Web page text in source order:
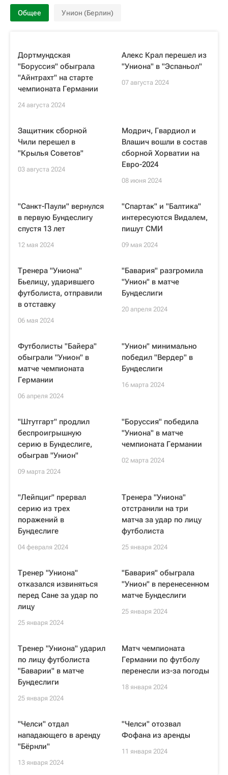
Общее Унион (Берлин)
Дортмундская
"Боруссия" обыграла
"Айнтрахт" на старте
чемпионата Германии
24 августа 2024
Алекс Крал перешел из
"Униона" в "Эспаньол"
07 августа 2024
Защитник сборной
Чили перешел в
"Крылья Советов"
03 августа 2024
Модрич, Гвардиол и
Влашич вошли в состав
сборной Хорватии на
Евро-2024
08 июня 2024
"Санкт-Паули" вернулся
в первую Бундеслигу
спустя 13 лет
12 мая 2024
"Спартак" и "Балтика"
интересуются Видалем,
пишут СМИ
09 мая 2024
Тренера "Униона"
Бьелицу, ударившего
футболиста, отправили
в отставку
06 мая 2024
"Бавария" разгромила
"Унион" в матче
Бундеслиги
20 апреля 2024
Футболисты "Байера"
обыграли "Унион" в
матче чемпионата
Германии
06 апреля 2024
"Унион" минимально
победил "Вердер" в
Бундеслиги
16 марта 2024
"Штутгарт" продлил
беспроигрышную
серию в Бундеслиге,
обыграв "Унион"
09 марта 2024
"Боруссия" победила
"Униона" в матче
чемпионата Германии
02 марта 2024
"Лейпциг" прервал
серию из трех
поражений в
Бундеслиге
04 февраля 2024
Тренера "Униона"
отстранили на три
матча за удар по лицу
футболиста
25 января 2024
Тренер "Униона"
отказался извиняться
перед Сане за удар по
лицу
25 января 2024
"Бавария" обыграла
"Унион" в перенесенном
матче Бундеслиги
25 января 2024
Тренер "Униона" ударил
по лицу футболиста
"Баварии" в матче
Бундеслиги
25 января 2024
Матч чемпионата
Германии по футболу
перенесли из-за погоды
18 января 2024
"Челси" отдал
нападающего в аренду
"Бёрнли"
13 января 2024
"Челси" отозвал
Фофана из аренды
11 января 2024